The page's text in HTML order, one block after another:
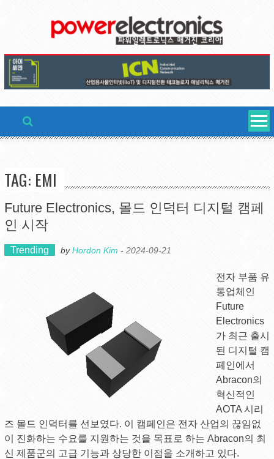
TAG: EMI
Future Electronics, 몰드 인덕터 디지털 캠페
인 시작
Trending byHordon Kim - 2024-09-21
전자 부품 유
통업체인
Future
Electronics
가 최근 출시
된 디지털 캠
페인에서
Abracon의
혁신적인
AOTA 시리
즈 몰드 인덕터를 선보였다. 이 캠페인은 전자 산업의 끊임없
이 진화하는 수요를 지원하는 것을 목표로 하는 Abracon의 최
신 제품군의 고급 기능과 상당한 이점을 소개하고 있다.